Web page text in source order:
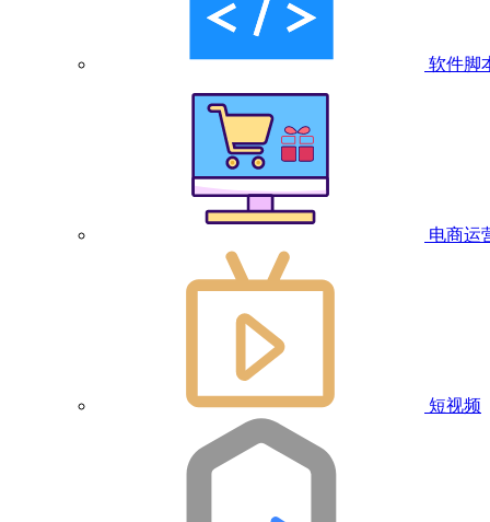
软件脚
电商运
短视频